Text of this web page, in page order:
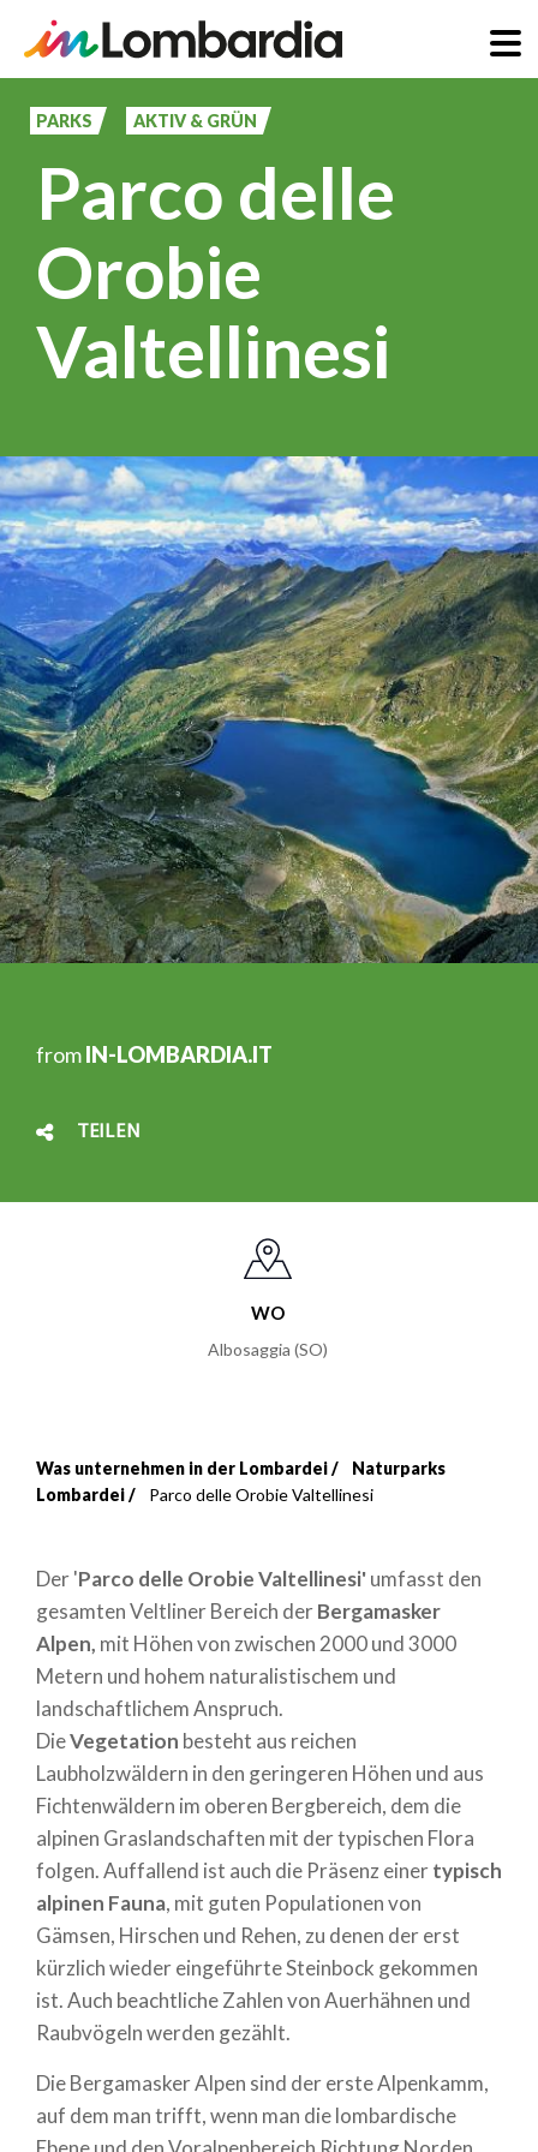
zumPARKS AKTIV & GRÜN
Parco delle
Orobie
Valtellinesi
fromIN-LOMBARDIA.IT
TEILEN
WO
Albosaggia (SO)
Breadcrumb
Was unternehmen in der Lombardei
Naturparks
Lombardei
Parco delle Orobie Valtellinesi
Der 'Parco delle Orobie Valtellinesi'umfasst den
gesamten Veltliner Bereich derBergamasker
Alpen, mit Höhen von zwischen 2000 und 3000
Metern und hohem naturalistischem und
landschaftlichem Anspruch.
DieVegetation besteht aus reichen
Laubholzwäldern in den geringeren Höhen und aus
Fichtenwäldern im oberen Bergbereich, dem die
alpinen Graslandschaften mit der typischen Flora
folgen. Auffallend ist auch die Präsenz einertypisch
alpinen Fauna, mit guten Populationen von
Gämsen, Hirschen und Rehen, zu denen der erst
kürzlich wieder eingeführte Steinbock gekommen
ist. Auch beachtliche Zahlen von Auerhähnen und
Raubvögeln werden gezählt.
Die Bergamasker Alpen sind der erste Alpenkamm,
auf dem man trifft, wenn man die lombardische